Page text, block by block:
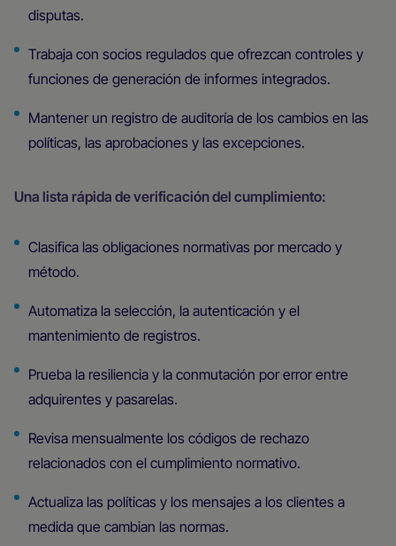
disputas.
Trabaja con socios regulados que ofrezcan controles y
funciones de generación de informes integrados.
Mantener un registro de auditoría de los cambios en las
políticas, las aprobaciones y las excepciones.
Una lista rápida de verificación del cumplimiento:
Clasifica las obligaciones normativas por mercado y
método.
Automatiza la selección, la autenticación y el
mantenimiento de registros.
Prueba la resiliencia y la conmutación por error entre
adquirentes y pasarelas.
Revisa mensualmente los códigos de rechazo
relacionados con el cumplimiento normativo.
Actualiza las políticas y los mensajes a los clientes a
medida que cambian las normas.